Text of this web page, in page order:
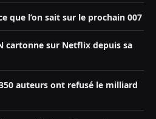
que l’on sait sur le prochain 007
cartonne sur Netflix depuis sa
auteurs ont refusé le milliard